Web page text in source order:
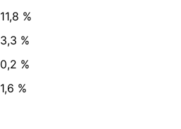
11,8 %
3,3 %
0,2 %
1,6 %